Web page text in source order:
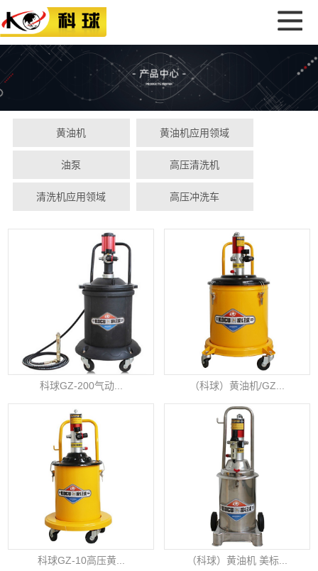
黄油机 黄油机应用领域
油泵 高压清洗机
清洗机应用领域 高压冲洗车
科球GZ-200气动... （科球）黄油机/GZ...
科球GZ-10高压黄... （科球）黄油机 美标...